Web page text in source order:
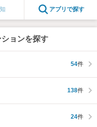
アプリで探す
ョンを探す
54件
138件
24件